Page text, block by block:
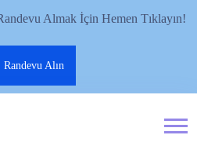
Almak İçin Hemen Tıklayın!
Randevu Alın